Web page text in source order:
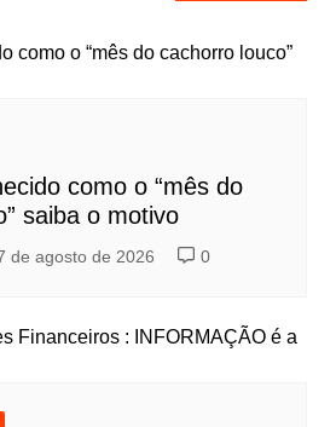
como o “mês do
saiba o motivo
de agosto de 2026 0